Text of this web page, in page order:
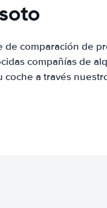
de comparación de
compañías de
a través